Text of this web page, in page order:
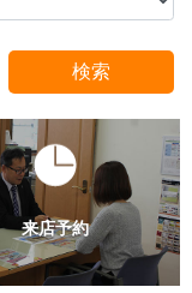
検索